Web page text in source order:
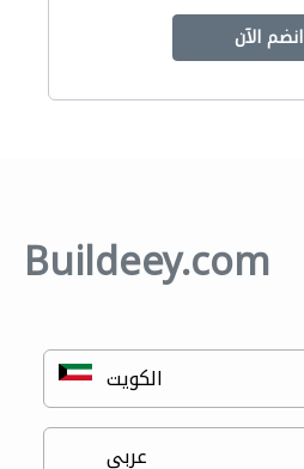
انضم الآن
Buildeey.com